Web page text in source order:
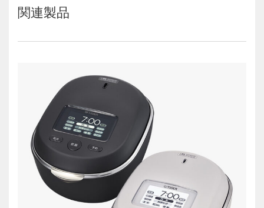
関連製品